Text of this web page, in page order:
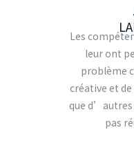
Les
leur ont
problème
créative et
que
pas